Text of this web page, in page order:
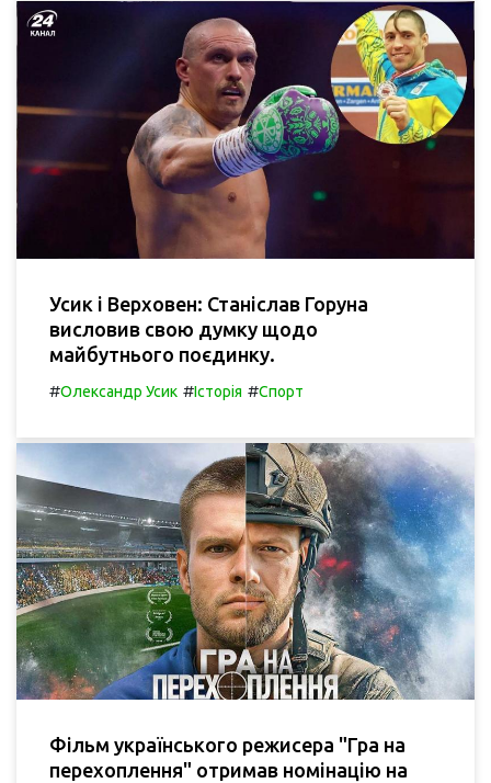
Усик і Верховен: Станіслав Горуна
висловив свою думку щодо
майбутнього поєдинку.
#Олександр Усик #Історія #Спорт
Фільм українського режисера "Гра на
перехоплення" отримав номінацію на